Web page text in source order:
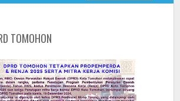
TOMOHON